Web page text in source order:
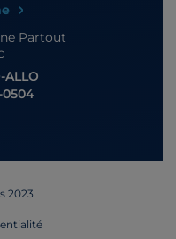
Partout
ALLO
0504
2023